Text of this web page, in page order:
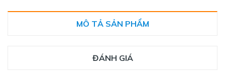
MÔ TẢ SẢN PHẨM
ĐÁNH GIÁ